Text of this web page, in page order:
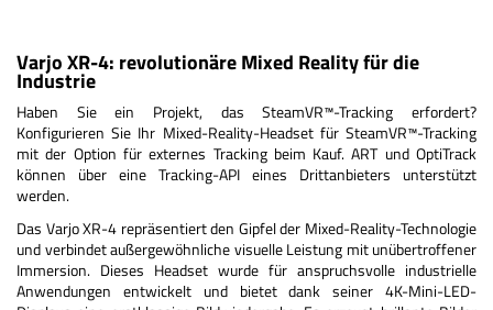
Varjo XR-4: revolutionäre Mixed Reality für die
Industrie
Haben Sie ein Projekt, das SteamVR™-Tracking erfordert?
Konfigurieren Sie Ihr Mixed-Reality-Headset für SteamVR™-Tracking
mit der Option für externes Tracking beim Kauf. ART und OptiTrack
können über eine Tracking-API eines Drittanbieters unterstützt
werden.
Das Varjo XR-4 repräsentiert den Gipfel der Mixed-Reality-Technologie
und verbindet außergewöhnliche visuelle Leistung mit unübertroffener
Immersion. Dieses Headset wurde für anspruchsvolle industrielle
Anwendungen entwickelt und bietet dank seiner 4K-Mini-LED-